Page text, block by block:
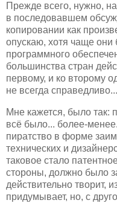
Прежде всего, нужно,
в последовавшем
копировании как
опускаю, хотя чаще они
программного
большинства стран
первому, и ко второму
не всегда справедливо...
Мне кажется, было так:
всё было... более-
пиратство в форме
технических и
таковое стало
стороны, должно было
действительно творит,
придумывает, но, с